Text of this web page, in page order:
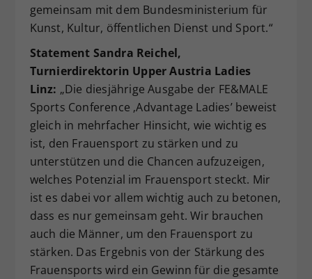
gemeinsam mit dem Bundesministerium für
Kunst, Kultur, öffentlichen Dienst und Sport.“
Statement Sandra Reichel,
Turnierdirektorin Upper Austria Ladies
Linz: „Die diesjährige Ausgabe der FE&MALE
Sports Conference ‚Advantage Ladies’ beweist
gleich in mehrfacher Hinsicht, wie wichtig es
ist, den Frauensport zu stärken und zu
unterstützen und die Chancen aufzuzeigen,
welches Potenzial im Frauensport steckt. Mir
ist es dabei vor allem wichtig auch zu betonen,
dass es nur gemeinsam geht. Wir brauchen
auch die Männer, um den Frauensport zu
stärken. Das Ergebnis von der Stärkung des
Frauensports wird ein Gewinn für die gesamte